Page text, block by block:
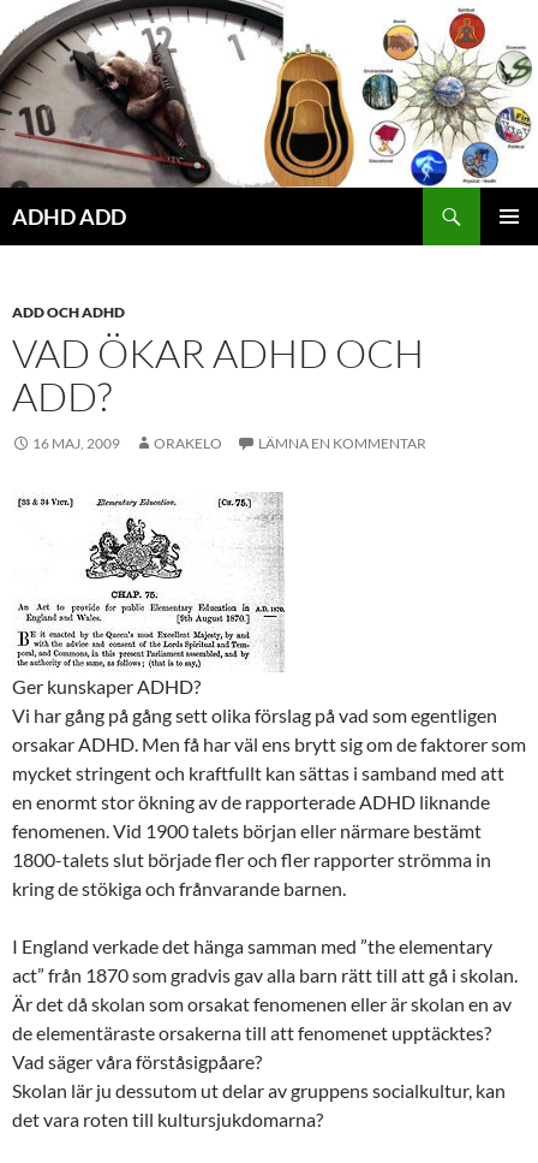
Hoppa
till
innehåll
ADHD ADD
ADD OCH ADHD
VAD ÖKAR ADHD OCH
ADD?
16 MAJ, 2009 ORAKELO LÄMNA EN KOMMENTAR
Ger kunskaper ADHD?
Vi har gång på gång sett olika förslag på vad som egentligen
orsakar ADHD. Men få har väl ens brytt sig om de faktorer som
mycket stringent och kraftfullt kan sättas i samband med att
en enormt stor ökning av de rapporterade ADHD liknande
fenomenen. Vid 1900 talets början eller närmare bestämt
1800-talets slut började fler och fler rapporter strömma in
kring de stökiga och frånvarande barnen.
I England verkade det hänga samman med ”the elementary
act” från 1870 som gradvis gav alla barn rätt till att gå i skolan.
Är det då skolan som orsakat fenomenen eller är skolan en av
de elementäraste orsakerna till att fenomenet upptäcktes?
Vad säger våra förståsigpåare?
Skolan lär ju dessutom ut delar av gruppens socialkultur, kan
det vara roten till kultursjukdomarna?